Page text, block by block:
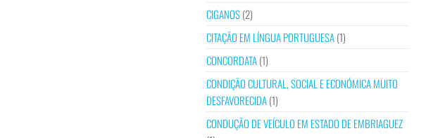
CIGANOS(2)
CITAÇÃO EM LÍNGUA PORTUGUESA(1)
CONCORDATA(1)
CONDIÇÃO CULTURAL, SOCIAL E ECONÓMICA MUITO
DESFAVORECIDA(1)
CONDUÇÃO DE VEÍCULO EM ESTADO DE EMBRIAGUEZ